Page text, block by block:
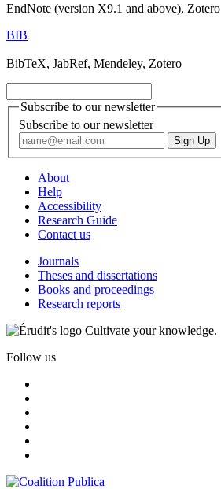
EndNote (version X9.1 and above), Zotero
BIB
BibTeX, JabRef, Mendeley, Zotero
Subscribe to our newsletter
Subscribe to our newsletter
About
Help
Accessibility
Research Guide
Contact us
Journals
Theses and dissertations
Books and proceedings
Research reports
Cultivate your knowledge.
Follow us